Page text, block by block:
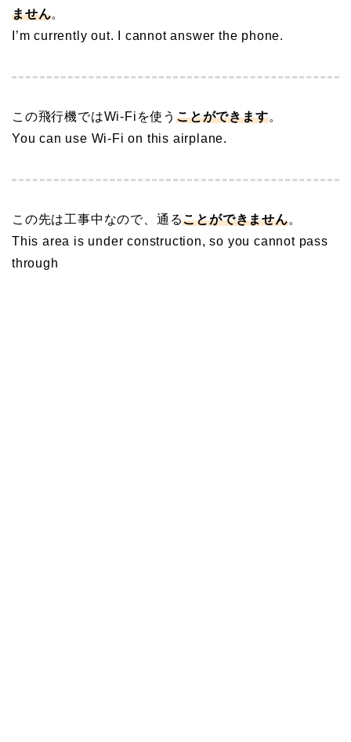
ません。
I’m currently out. I cannot answer the phone.
この飛行機ではWi-Fiを使うことができます。
You can use Wi-Fi on this airplane.
この先は工事中なので、通ることができません。
This area is under construction, so you cannot pass
through